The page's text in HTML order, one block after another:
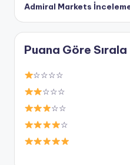
Admiral Markets
Puana Göre Sırala
☆☆☆☆
☆☆☆
☆☆
☆